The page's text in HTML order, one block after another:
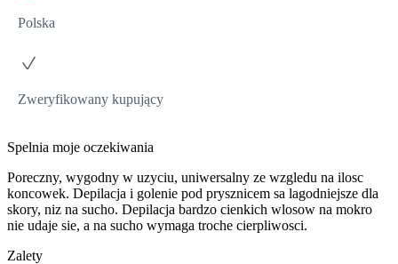
Polska
Zweryfikowany kupujący
Spelnia moje oczekiwania
Poreczny, wygodny w uzyciu, uniwersalny ze wzgledu na ilosc
koncowek. Depilacja i golenie pod prysznicem sa lagodniejsze dla
skory, niz na sucho. Depilacja bardzo cienkich wlosow na mokro
nie udaje sie, a na sucho wymaga troche cierpliwosci.
Zalety